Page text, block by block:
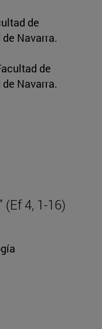
de
Navarra.
de
Navarra.
(Ef 4, 1-16)